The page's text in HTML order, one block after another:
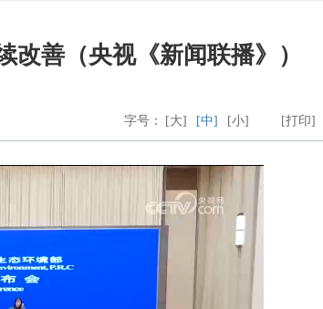
善（央视《新闻联播》）
[打印]
字号： [大] [中] [小]